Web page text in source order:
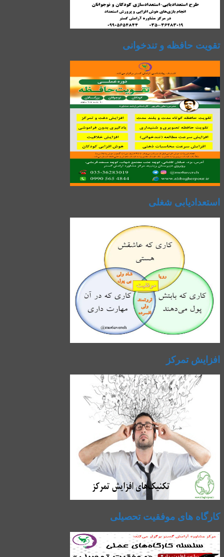
تقویت حافظه و تندخوانی
استعدادیابی شغلی
افزایش تمرکز
کارگاه های موفقیت تحصیلی